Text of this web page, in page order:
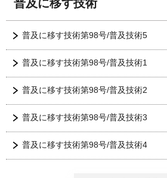
普及に移す技術
普及に移す技術第98号/普及技術5
普及に移す技術第98号/普及技術1
普及に移す技術第98号/普及技術2
普及に移す技術第98号/普及技術3
普及に移す技術第98号/普及技術4